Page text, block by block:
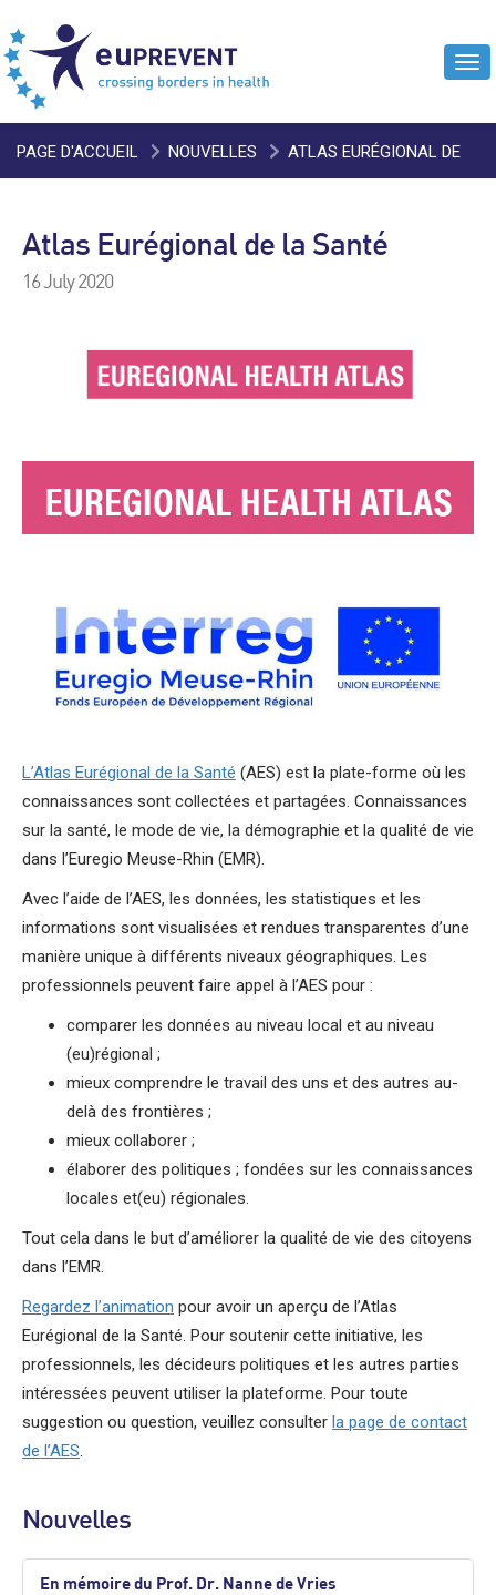
PAGE D'ACCUEIL NOUVELLES ATLAS EURÉGIONAL DE
Atlas Eurégional de la Santé
16 July 2020
L’Atlas Eurégional de la Santé (AES) est la plate-forme où les
connaissances sont collectées et partagées. Connaissances
sur la santé, le mode de vie, la démographie et la qualité de vie
dans l’Euregio Meuse-Rhin (EMR).
Avec l’aide de l’AES, les données, les statistiques et les
informations sont visualisées et rendues transparentes d’une
manière unique à différents niveaux géographiques. Les
professionnels peuvent faire appel à l’AES pour :
comparer les données au niveau local et au niveau
(eu)régional ;
mieux comprendre le travail des uns et des autres au-
delà des frontières ;
mieux collaborer ;
élaborer des politiques ; fondées sur les connaissances
locales et(eu) régionales.
Tout cela dans le but d’améliorer la qualité de vie des citoyens
dans l’EMR.
Regardez l’animation pour avoir un aperçu de l’Atlas
Eurégional de la Santé. Pour soutenir cette initiative, les
professionnels, les décideurs politiques et les autres parties
intéressées peuvent utiliser la plateforme. Pour toute
suggestion ou question, veuillez consulter la page de contact
de l’AES.
Nouvelles
En mémoire du Prof. Dr. Nanne de Vries